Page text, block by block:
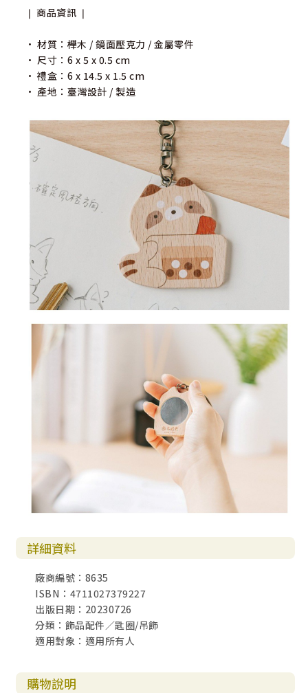
❘ 商品資訊 ❘
• 材質：櫸木 / 鏡面壓克力 / 金屬零件
• 尺寸：6 x 5 x 0.5 cm
• 禮盒：6 x 14.5 x 1.5 cm
• 產地：臺灣設計 / 製造
詳細資料
廠商編號：8635
ISBN：4711027379227
出版日期：20230726
分類：飾品配件／匙圈/吊飾
適用對象：適用所有人
購物說明